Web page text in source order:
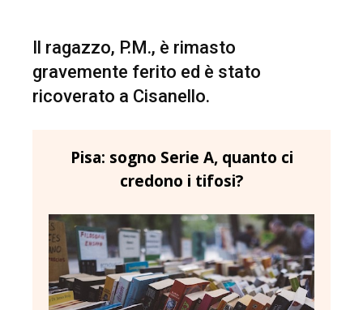
Il ragazzo, P.M., è rimasto
gravemente ferito ed è stato
ricoverato a Cisanello.
Pisa: sogno Serie A, quanto ci
credono i tifosi?